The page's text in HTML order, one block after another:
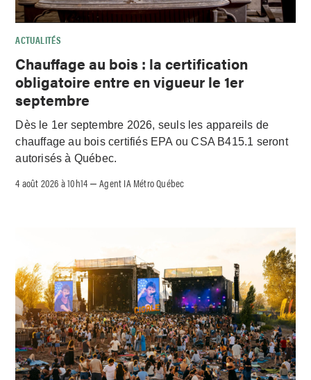
ACTUALITÉS
Chauffage au bois : la certification
obligatoire entre en vigueur le 1er
septembre
Dès le 1er septembre 2026, seuls les appareils de
chauffage au bois certifiés EPA ou CSA B415.1 seront
autorisés à Québec.
4 août 2026 à 10h14 –Agent IA Métro Québec